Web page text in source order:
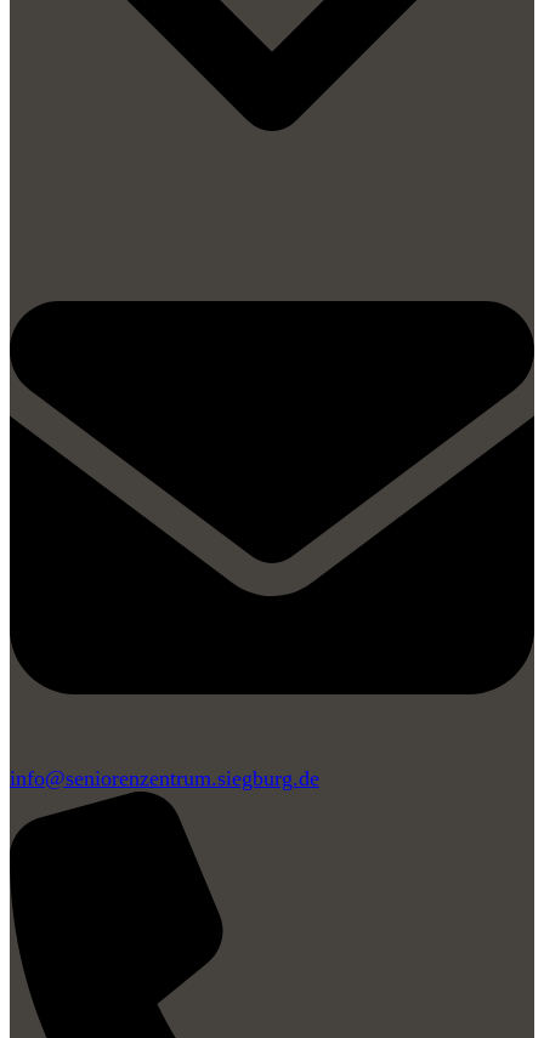
info@seniorenzentrum.siegburg.de